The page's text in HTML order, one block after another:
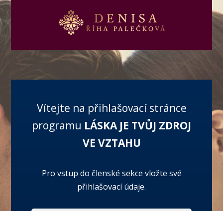
Vítejte na přihlašovací stránce
programu LÁSKA JE TVŮJ ZDROJ
VE VZTAHU
Pro vstup do členské sekce vložte své
přihlašovací údaje.